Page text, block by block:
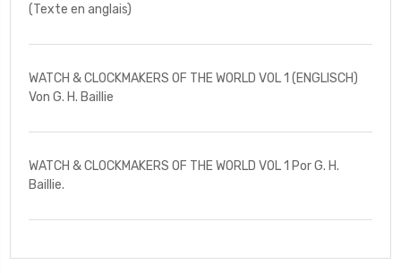
(Texte en anglais)
WATCH & CLOCKMAKERS OF THE WORLD VOL 1 (ENGLISCH)
Von G. H. Baillie
WATCH & CLOCKMAKERS OF THE WORLD VOL 1 Por G. H.
Baillie.